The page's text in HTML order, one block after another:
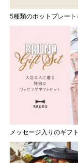
5種類のホットプレー
メッセージ入りのギフ